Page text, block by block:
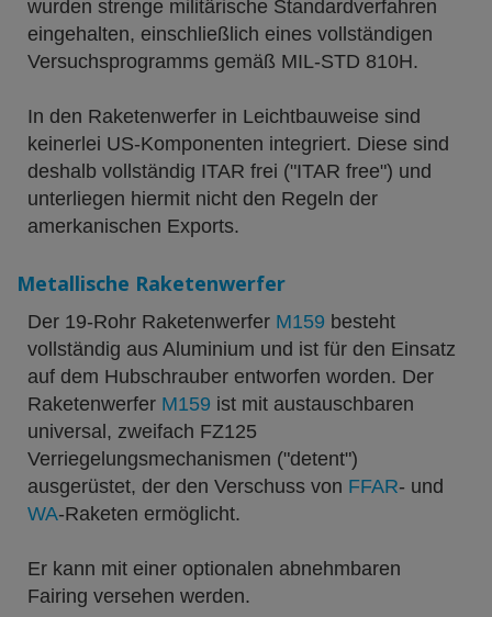
wurden strenge militärische Standardverfahren
eingehalten, einschließlich eines vollständigen
Versuchsprogramms gemäß MIL-STD 810H.
In den Raketenwerfer in Leichtbauweise sind
keinerlei US-Komponenten integriert. Diese sind
deshalb vollständig ITAR frei ("ITAR free") und
unterliegen hiermit nicht den Regeln der
amerkanischen Exports.
Metallische Raketenwerfer
Der 19-Rohr Raketenwerfer M159 besteht
vollständig aus Aluminium und ist für den Einsatz
auf dem Hubschrauber entworfen worden. Der
Raketenwerfer M159 ist mit austauschbaren
universal, zweifach FZ125
Verriegelungsmechanismen ("detent")
ausgerüstet, der den Verschuss von FFAR- und
WA-Raketen ermöglicht.
Er kann mit einer optionalen abnehmbaren
Fairing versehen werden.